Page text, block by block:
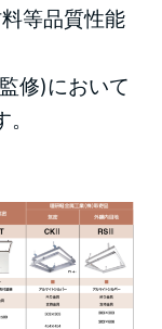
等品質性能
修)において